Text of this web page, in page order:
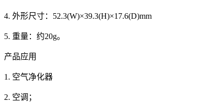
4. 外形尺寸： 52.3(W)×39.3(H)×17.6(D)mm
5. 重量： 约20g。
产品应用
1. 空气净化器
2. 空调；